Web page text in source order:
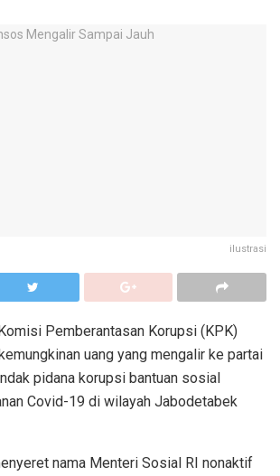
ilustrasi
Pemberantasan Korupsi (KPK)
uang yang mengalir ke partai
pidana korupsi bantuan sosial
Covid-19 di wilayah Jabodetabek
nama Menteri Sosial RI nonaktif